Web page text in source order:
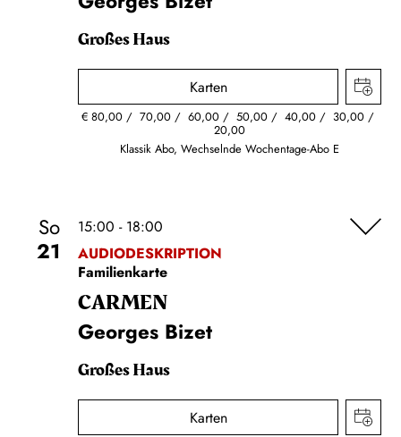
Großes Haus
Karten
€80,00 70,00 60,00 50,00 40,00 30,00
20,00
Klassik Abo, Wechselnde Wochentage-Abo E
So
21
15:00 - 18:00
AUDIODESKRIPTION
Familienkarte
CARMEN
Georges Bizet
Großes Haus
Karten